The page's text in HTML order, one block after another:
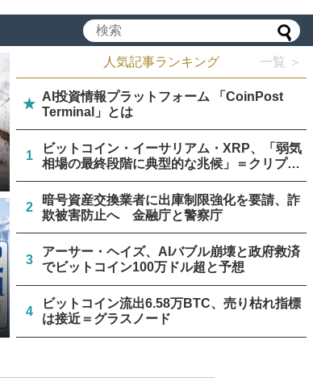
人気記事ランキング 一覧 ＞
★
AI投資情報プラットフォーム 「CoinPost
Terminal」とは
1
ビットコイン・イーサリアム・XRP、「弱気
相場の最終段階に典型的な兆候」＝クリプト
クアント
2
暗号資産交換業者に出庫制限強化を要請、詐
欺被害防止へ 金融庁と警察庁
3
アーサー・ヘイズ、AIバブル崩壊と政府救済
でビットコイン100万ドル超と予想
4
ビットコイン流出6.58万BTC、売り枯れ指標
は接近＝グラスノード